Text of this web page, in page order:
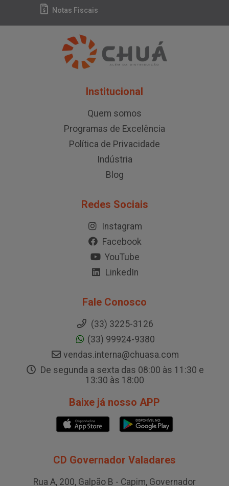
Notas Fiscais
Institucional
Quem somos
Programas de Excelência
Política de Privacidade
Indústria
Blog
Redes Sociais
Instagram
Facebook
YouTube
LinkedIn
Fale Conosco
(33) 3225-3126
(33) 99924-9380
vendas.interna@chuasa.com
De segunda a sexta das 08:00 às 11:30 e
13:30 às 18:00
Baixe já nosso APP
CD Governador Valadares
Rua A, 200, Galpão B - Capim, Governador